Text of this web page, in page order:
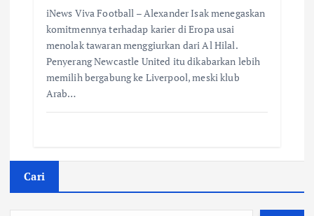
iNews Viva Football – Alexander Isak menegaskan
komitmennya terhadap karier di Eropa usai
menolak tawaran menggiurkan dari Al Hilal.
Penyerang Newcastle United itu dikabarkan lebih
memilih bergabung ke Liverpool, meski klub
Arab…
Cari